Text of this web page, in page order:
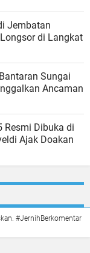
Jembatan
dan Longsor di Langkat
Sungai
Ancaman
Resmi Dibuka di
Ajak Doakan
#JernihBerkomentar